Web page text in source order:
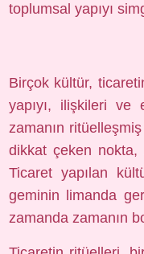
toplumsal yapıyı
Birçok kültür,
yapıyı, ilişkileri ve
zamanın
dikkat çeken nokta,
Ticaret yapılan
geminin limanda
zamanda zamanın